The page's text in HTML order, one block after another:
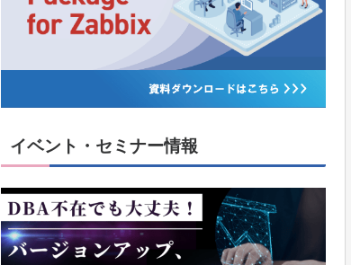
イベント・セミナー情報